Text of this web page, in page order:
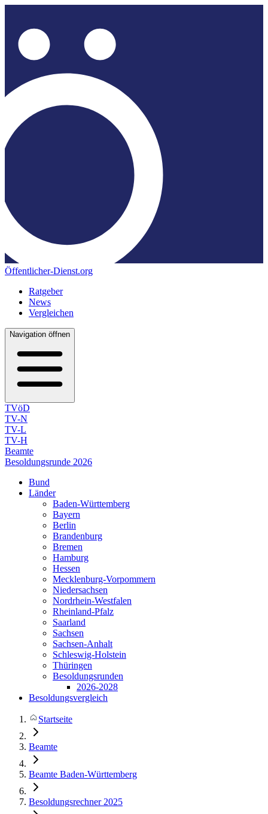
Öffentlicher-Dienst.org
Ratgeber
News
Vergleichen
Navigation öffnen
TVöD
TV-N
TV-L
TV-H
Beamte
Besoldungsrunde 2026
Bund
Länder
Baden-Württemberg
Bayern
Berlin
Brandenburg
Bremen
Hamburg
Hessen
Mecklenburg-Vorpommern
Niedersachsen
Nordrhein-Westfalen
Rheinland-Pfalz
Saarland
Sachsen
Sachsen-Anhalt
Schleswig-Holstein
Thüringen
Besoldungsrunden
2026-2028
Besoldungsvergleich
Startseite
Beamte
Beamte Baden-Württemberg
Besoldungsrechner 2025